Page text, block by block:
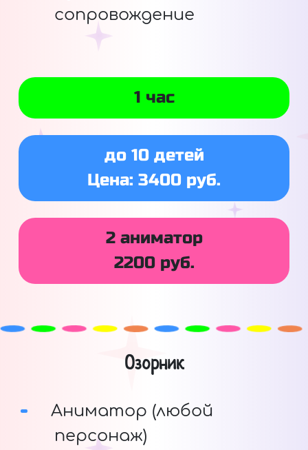
сопровождение
1 час
до 10 детей
Цена: 3400 руб.
2 аниматор
2200 руб.
Озорник
Аниматор (любой
персонаж)